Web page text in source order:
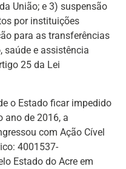
União; e 3) suspensão
por instituições
para as transferências
saúde e assistência
25 da Lei
o Estado ficar impedido
ano de 2016, a
com Ação Cível
4001537-
Estado do Acre em